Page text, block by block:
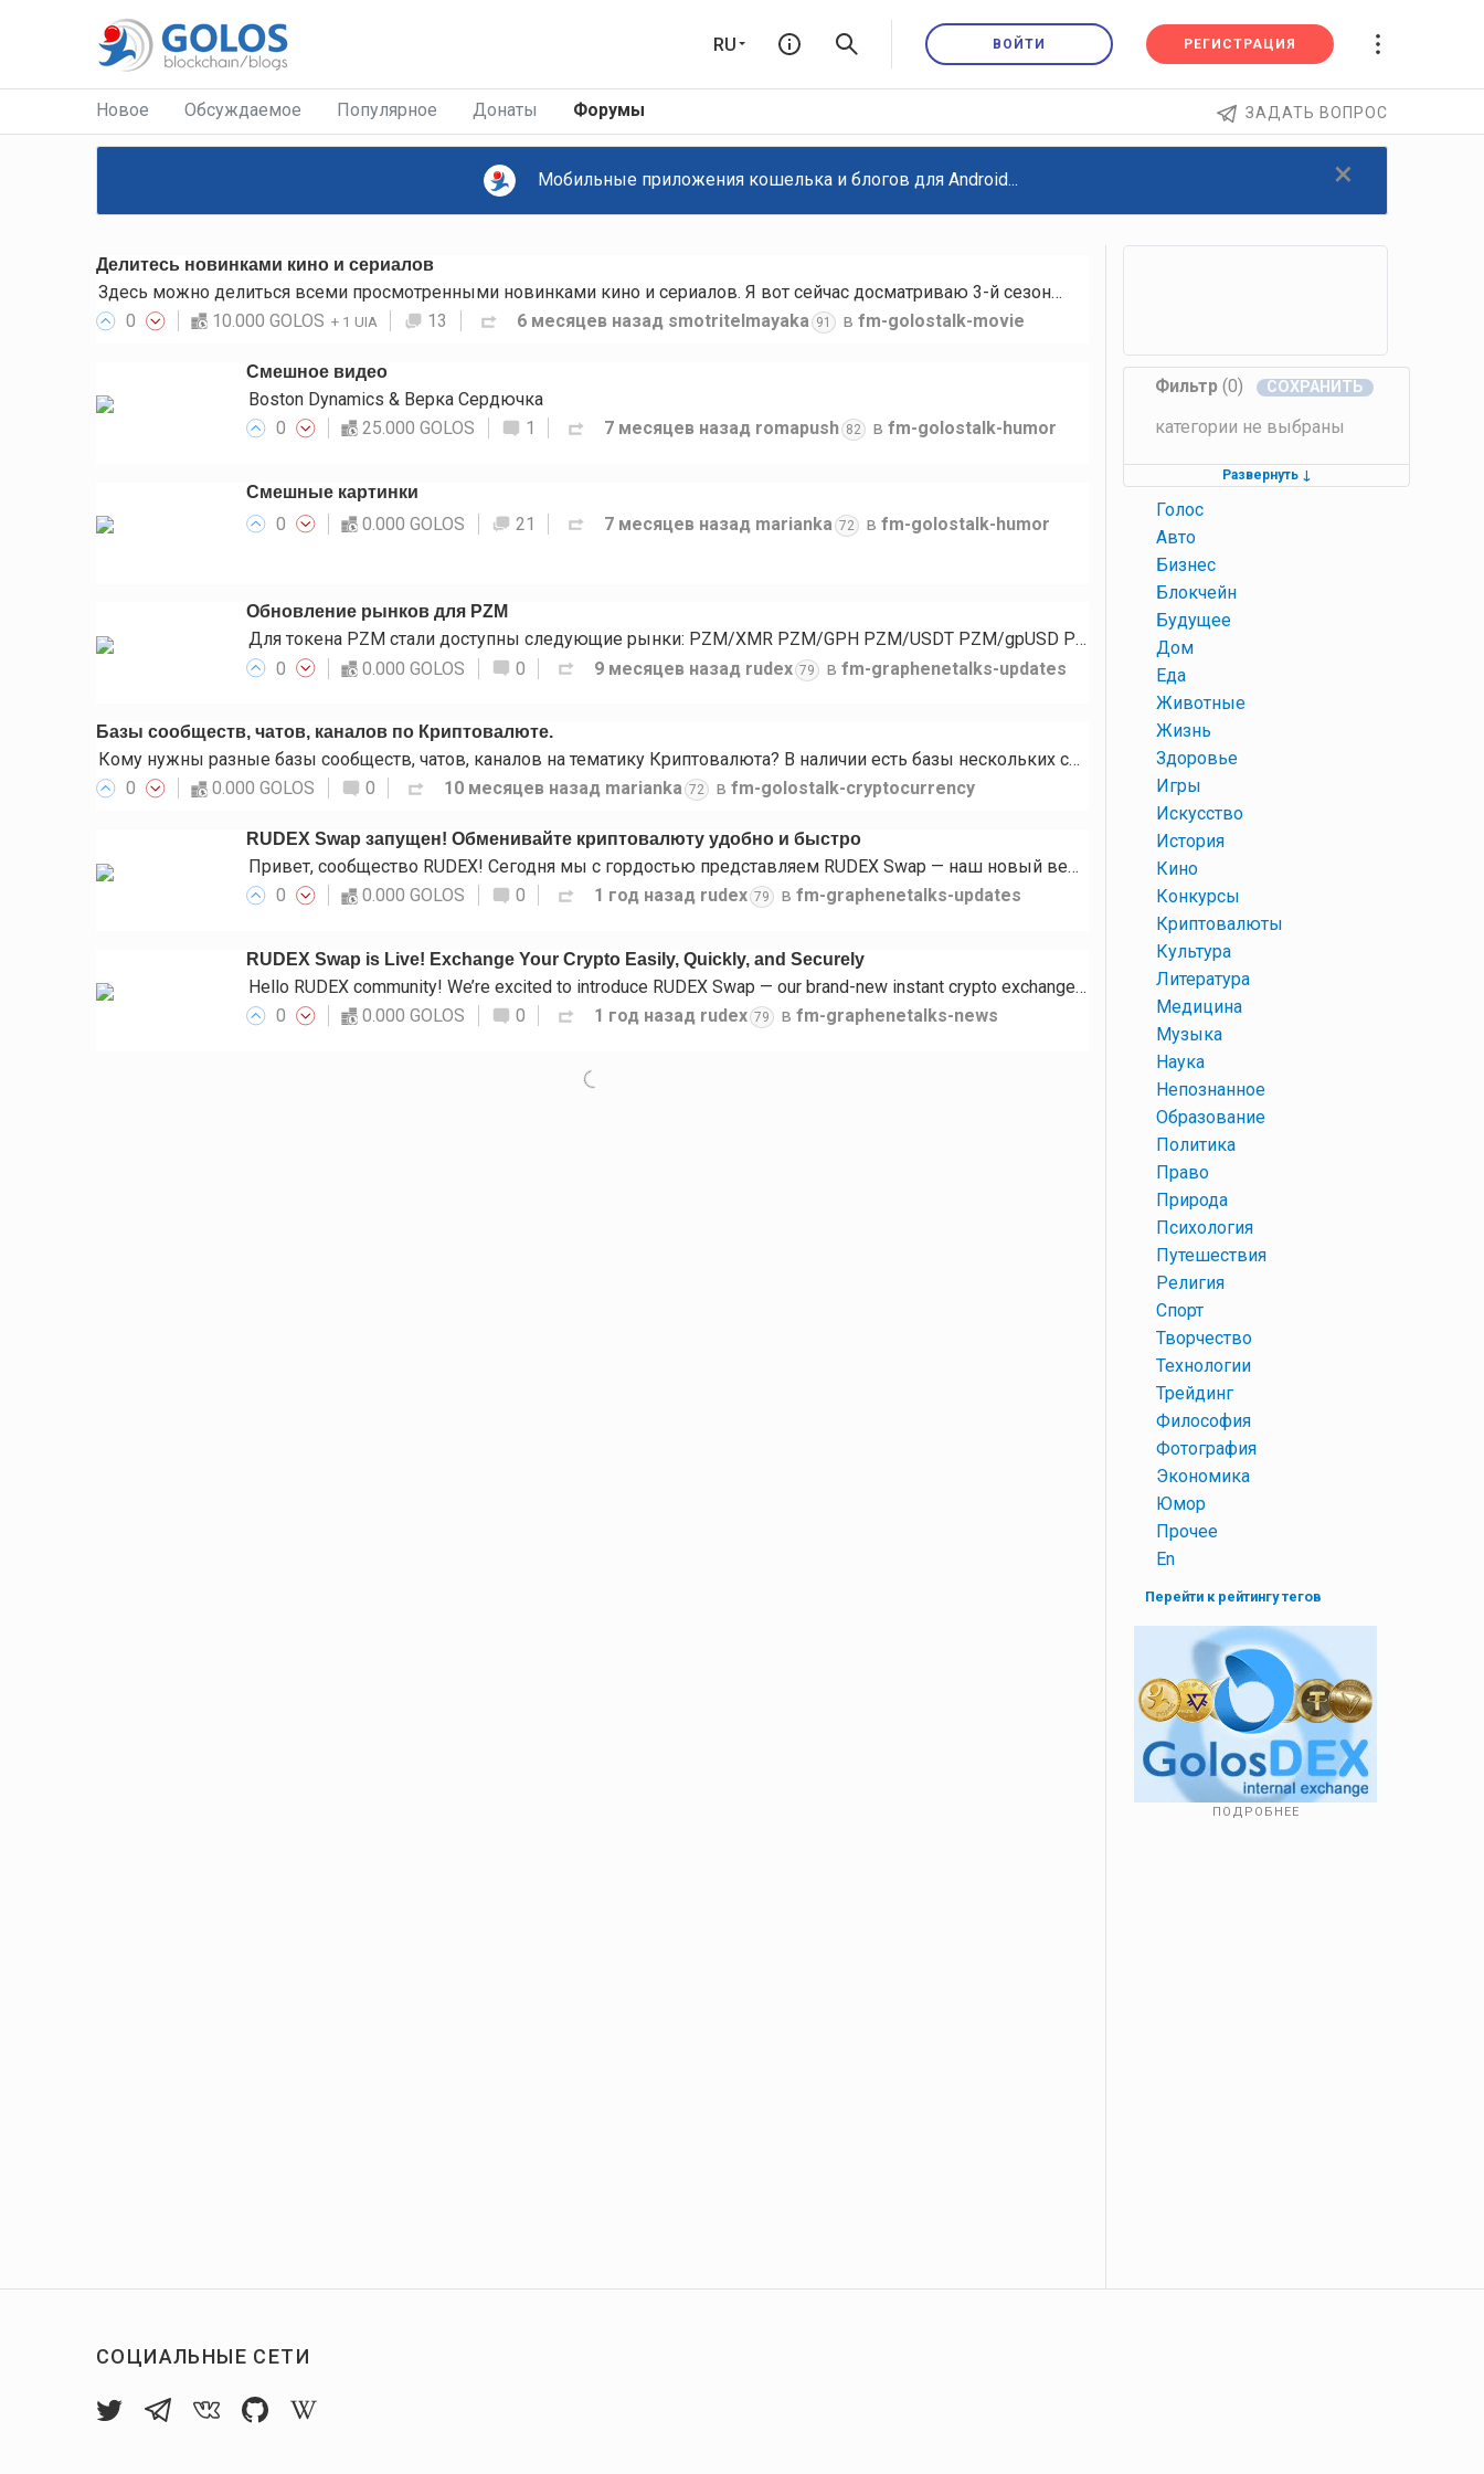
RU ВОЙТИ РЕГИСТРАЦИЯ
ЗАДАТЬ ВОПРОС
Новое Обсуждаемое Популярное Донаты Форумы
×
Мобильные приложения кошелька и блогов для Android...
Делитесь новинками кино и сериалов
Здесь можно делиться всеми просмотренными новинками кино и сериалов. Я вот сейчас досматриваю 3-й сезон…
0
10.000 GOLOS + 1 UIA 13 6 месяцев назад smotritelmayaka 91 в fm-golostalk-movie
Смешное видео
Boston Dynamics & Верка Сердючка
0
25.000 GOLOS 1 7 месяцев назад romapush 82 в fm-golostalk-humor
Смешные картинки
0 0.000 GOLOS 21 7 месяцев назад marianka 72 в fm-golostalk-humor
Обновление рынков для PZM
Для токена PZM стали доступны следующие рынки: PZM/XMR PZM/GPH PZM/USDT PZM/gpUSD PZM/gpEUR…
0
0.000 GOLOS 0 9 месяцев назад rudex 79 в fm-graphenetalks-updates
Базы сообществ, чатов, каналов по Криптовалюте.
Кому нужны разные базы сообществ, чатов, каналов на тематику Криптовалюта? В наличии есть базы нескольких социальных…
0
0.000 GOLOS 0 10 месяцев назад marianka 72 в fm-golostalk-cryptocurrency
RUDEX Swap запущен! Обменивайте криптовалюту удобно и быстро
Привет, сообщество RUDEX! Сегодня мы с гордостью представляем RUDEX Swap — наш новый веб-интерфейс мгновенного…
0
0.000 GOLOS 0 1 год назад rudex 79 в fm-graphenetalks-updates
RUDEX Swap is Live! Exchange Your Crypto Easily, Quickly, and Securely
Hello RUDEX community! We’re excited to introduce RUDEX Swap — our brand-new instant crypto exchange interface…
0
0.000 GOLOS 0 1 год назад rudex 79 в fm-graphenetalks-news
Фильтр (0)
категории не выбраны
Развернуть↓
Голос
Авто
Бизнес
Блокчейн
Будущее
Дом
Еда
Животные
Жизнь
Здоровье
Игры
Искусство
История
Кино
Конкурсы
Криптовалюты
Культура
Литература
Медицина
Музыка
Наука
Непознанное
Образование
Политика
Право
Природа
Психология
Путешествия
Религия
Спорт
Творчество
Технологии
Трейдинг
Философия
Фотография
Экономика
Юмор
Прочее
En
Перейти к рейтингу тегов
ПОДРОБНЕЕ
СОЦИАЛЬНЫЕ СЕТИ